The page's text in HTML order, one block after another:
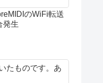
のWiFi転送
発生
たものです。あ